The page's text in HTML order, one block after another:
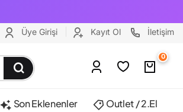
Üye Girişi Kayıt Ol İletişim
0
Son Eklenenler Outlet / 2.El